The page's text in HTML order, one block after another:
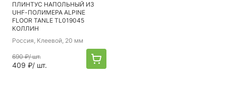
ПЛИНТУС НАПОЛЬНЫЙ ИЗ
UHF-ПОЛИМЕРА ALPINE
FLOOR TANLE TL019045
КОЛЛИН
Россия, Клеевой, 20 мм
690 ₽/ шт.
409 ₽/ шт.